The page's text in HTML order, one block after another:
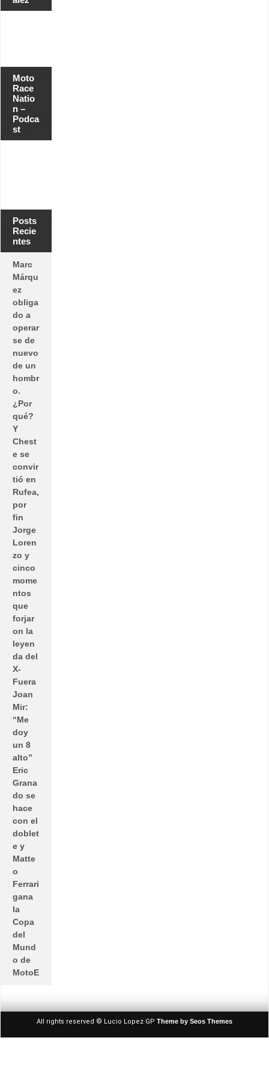
Moto
Race
Natio
n –
Podca
st
Posts
Recie
ntes
Marc
Márqu
ez
obliga
do a
operar
se de
nuevo
de un
hombr
o.
¿Por
qué?
Y
Chest
e se
convir
tió en
Rufea,
por
fin
Jorge
Loren
zo y
cinco
mome
ntos
que
forjar
on la
leyen
da del
X-
Fuera
Joan
Mir:
“Me
doy
un 8
alto”
Eric
Grana
do se
hace
con el
doblet
e y
Matte
o
Ferrari
gana
la
Copa
del
Mund
o de
MotoE
All rights reserved © Lucio Lopez GP Theme by Seos Themes